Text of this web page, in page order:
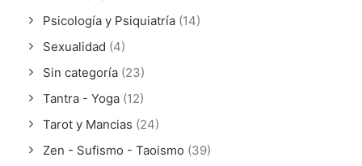
Psicología y Psiquiatría (14)
Sexualidad (4)
Sin categoría (23)
Tantra - Yoga (12)
Tarot y Mancias (24)
Zen - Sufismo - Taoismo (39)